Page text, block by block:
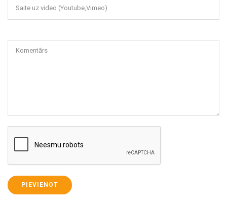
Saite uz video (Youtube,Vimeo)
Komentārs
PIEVIENOT